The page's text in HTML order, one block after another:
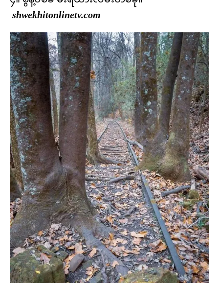
shwekhitonlinetv.com